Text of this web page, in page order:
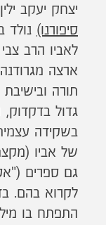
יצחק יעקב ילין
סיפורנו)
לאביו הרב
ארצה
תורה
גדול
בשקידה
של אביו
גם ספרים
לקרוא בהם.
התפתח בו